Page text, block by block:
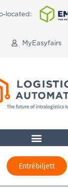
located:
MyEasyfairs
Entrébiljett